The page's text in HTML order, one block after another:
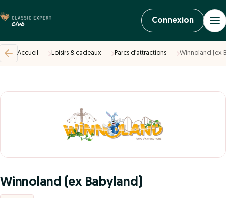
Connexion
Accueil Loisirs & cadeaux Parcs d’attractions Winnoland (ex
Winnoland (ex Babyland)